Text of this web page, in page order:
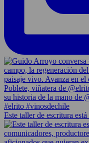
Este taller de escritura